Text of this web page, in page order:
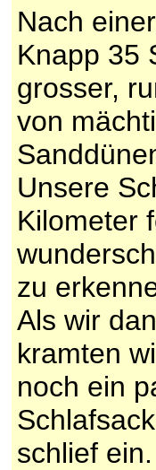
Nach
Knapp 35
grosser,
von
Unsere
Kilometer
zu
Als wir
kramten
noch ein
schlief ein.